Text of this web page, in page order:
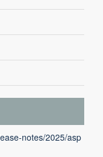
notes/2025/asp